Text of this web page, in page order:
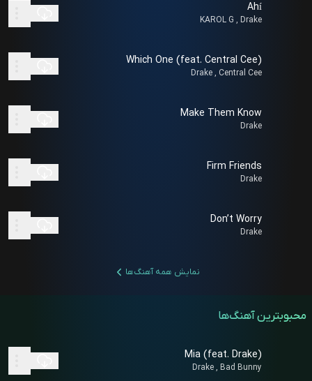
Ahí
KAROL G , Drake
Which One (feat. Central Cee)
Drake , Central Cee
Make Them Know
Drake
Firm Friends
Drake
Don’t Worry
Drake
نمایش همه آهنگ‌ها
محبوبترین آهنگ‌ها
Mia (feat. Drake)
Drake , Bad Bunny